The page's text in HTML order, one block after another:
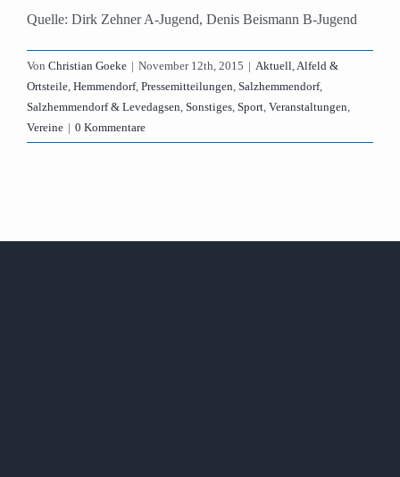
Quelle: Dirk Zehner A-Jugend, Denis Beismann B-Jugend
Von Christian Goeke | November 12th, 2015 | Aktuell,Alfeld &
Ortsteile, Hemmendorf, Pressemitteilungen, Salzhemmendorf,
Salzhemmendorf & Levedagsen, Sonstiges, Sport, Veranstaltungen,
Vereine | 0 Kommentare